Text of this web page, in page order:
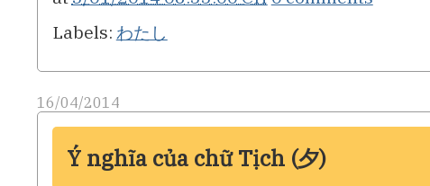
Labels: わたし
16/04/2014
Ý nghĩa của chữ Tịch (夕)